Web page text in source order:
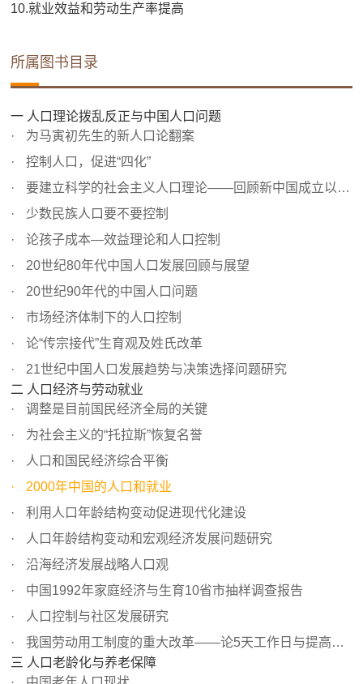
10.就业效益和劳动生产率提高
所属图书目录
一 人口理论拨乱反正与中国人口问题
为马寅初先生的新人口论翻案
控制人口，促进“四化”
要建立科学的社会主义人口理论——回顾新中国成立以来关于...
少数民族人口要不要控制
论孩子成本—效益理论和人口控制
20世纪80年代中国人口发展回顾与展望
20世纪90年代的中国人口问题
市场经济体制下的人口控制
论“传宗接代”生育观及姓氏改革
21世纪中国人口发展趋势与决策选择问题研究
二 人口经济与劳动就业
调整是目前国民经济全局的关键
为社会主义的“托拉斯”恢复名誉
人口和国民经济综合平衡
2000年中国的人口和就业
利用人口年龄结构变动促进现代化建设
人口年龄结构变动和宏观经济发展问题研究
沿海经济发展战略人口观
中国1992年家庭经济与生育10省市抽样调查报告
人口控制与社区发展研究
我国劳动用工制度的重大改革——论5天工作日与提高劳动生产率
三 人口老龄化与养老保障